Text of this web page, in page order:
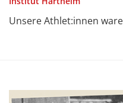
Unsere Athlet:innen